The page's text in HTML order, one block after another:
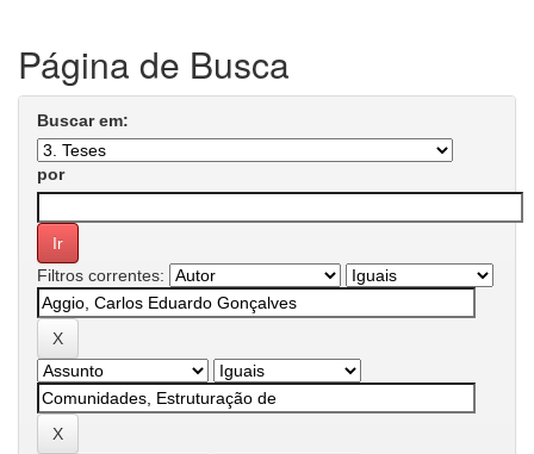
Página de Busca
Buscar em:
por
Filtros correntes: